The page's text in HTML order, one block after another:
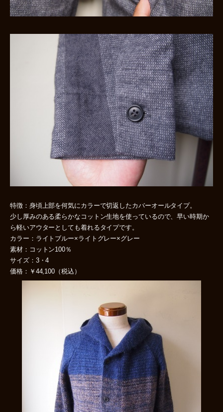
特徴：身頃上部を何気にカラーで切返したカバーオールタイプ。
少し厚みのある柔らかなコットン生地を使っているので、早い時期か
ら軽いアウターとしても着れるタイプです。
カラー：ライトブルー×ライトグレー×グレー
素材：コットン100％
サイズ：3・4
価格：￥44,100（税込）